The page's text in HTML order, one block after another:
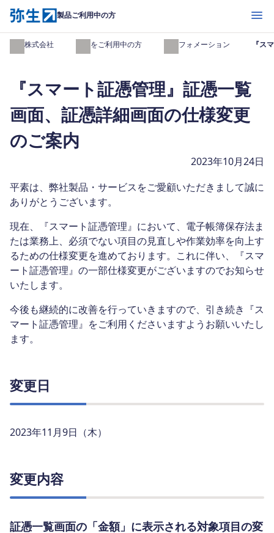
製品ご利用中の方 開く
弥生株式会社 製品をご利用中の方 インフォメーション 『ス
『スマート証憑管理』証憑一覧
画面、証憑詳細画面の仕様変更
のご案内
2023年10月24日
平素は、弊社製品・サービスをご愛顧いただきまして誠に
ありがとうございます。
現在、『スマート証憑管理』において、電子帳簿保存法ま
たは業務上、必須でない項目の見直しや作業効率を向上す
るための仕様変更を進めております。これに伴い、『スマ
ート証憑管理』の一部仕様変更がございますのでお知らせ
いたします。
今後も継続的に改善を行っていきますので、引き続き『ス
マート証憑管理』をご利用くださいますようお願いいたし
ます。
変更日
2023年11月9日（木）
変更内容
証憑一覧画面の「金額」に表示される対象項目の変